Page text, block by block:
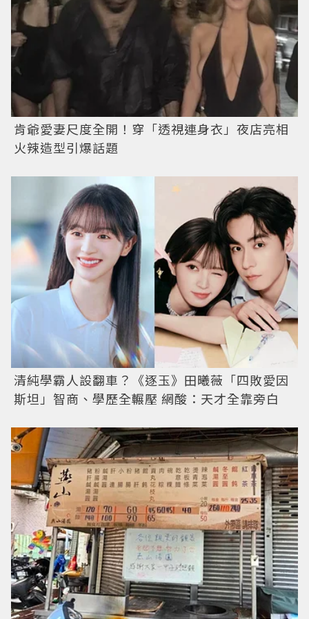
肯爺愛妻尺度全開！穿「透視連身衣」夜店亮相
火辣造型引爆話題
清純學霸人設翻車？《逐玉》田曦薇「四敗愛因
斯坦」智商、學歷全輾壓 網酸：天才全靠旁白